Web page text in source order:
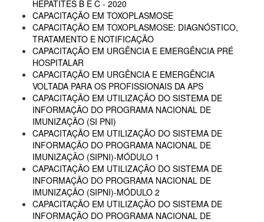
HEPATITES B E C - 2020
CAPACITAÇÃO EM TOXOPLASMOSE
CAPACITAÇÃO EM TOXOPLASMOSE: DIAGNÓSTICO,
TRATAMENTO E NOTIFICAÇÃO
CAPACITAÇÃO EM URGÊNCIA E EMERGÊNCIA PRÉ
HOSPITALAR
CAPACITAÇÃO EM URGÊNCIA E EMERGÊNCIA
VOLTADA PARA OS PROFISSIONAIS DA APS
CAPACITAÇÃO EM UTILIZAÇÃO DO SISTEMA DE
INFORMAÇÃO DO PROGRAMA NACIONAL DE
IMUNIZAÇÃO (SI PNI)
CAPACITAÇÃO EM UTILIZAÇÃO DO SISTEMA DE
INFORMAÇÃO DO PROGRAMA NACIONAL DE
IMUNIZAÇÃO (SIPNI)-MÓDULO 1
CAPACITAÇÃO EM UTILIZAÇÃO DO SISTEMA DE
INFORMAÇÃO DO PROGRAMA NACIONAL DE
IMUNIZAÇÃO (SIPNI)-MÓDULO 2
CAPACITAÇÃO EM UTILIZAÇÃO DO SISTEMA DE
INFORMAÇÃO DO PROGRAMA NACIONAL DE